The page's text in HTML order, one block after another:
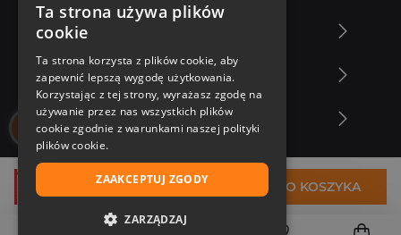
161,60 zł DO KOSZYKA
Zakupy u nas
Nasza oferta
Nasi autorzy
Ta strona używa plików
cookie
Ta strona korzysta z plików cookie, aby
zapewnić lepszą wygodę użytkowania.
Korzystając z tej strony, wyrażasz zgodę na
używanie przez nas wszystkich plików
cookie zgodnie z warunkami naszej polityki
plików cookie.
ZAAKCEPTUJ ZGODY
ZARZĄDZAJ